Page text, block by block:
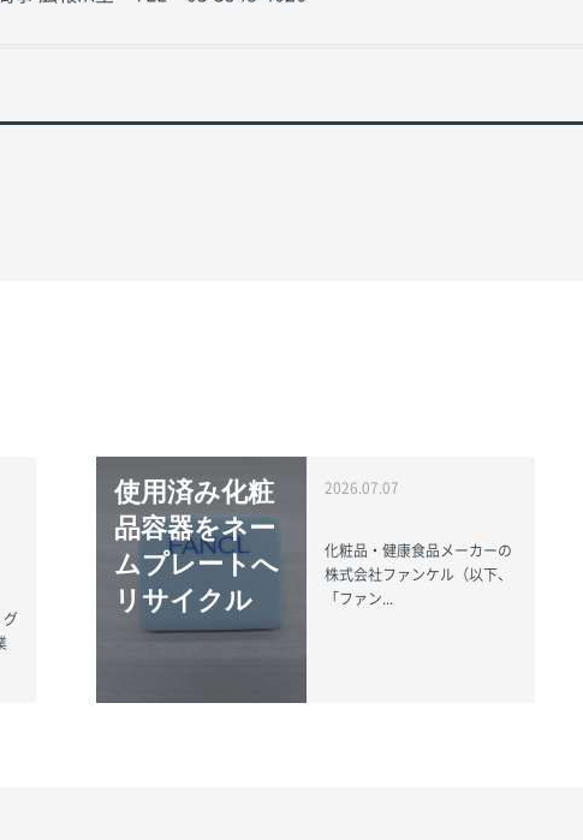
グ
使用済み化粧
品容器をネー
ムプレートへ
リサイクル
2026.07.07
化粧品・健康食品メーカーの
株式会社ファンケル（以下、
「ファン...